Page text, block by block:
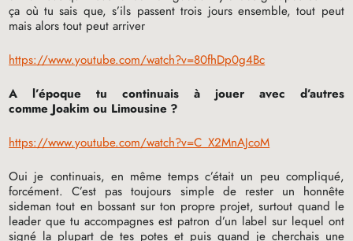
ça où tu sais que, s’ils passent trois jours ensemble, tout peut
mais alors tout peut arriver
https://www.youtube.com/watch?v=80fhDp0g4Bc
A l’époque tu continuais à jouer avec d’autres
comme Joakim ou Limousine ?
https://www.youtube.com/watch?v=C_X2MnAJcoM
Oui je continuais, en même temps c’était un peu compliqué,
forcément. C’est pas toujours simple de rester un honnête
sideman tout en bossant sur ton propre projet, surtout quand le
leader que tu accompagnes est patron d’un label sur lequel ont
signé la plupart de tes potes et puis quand je cherchais une